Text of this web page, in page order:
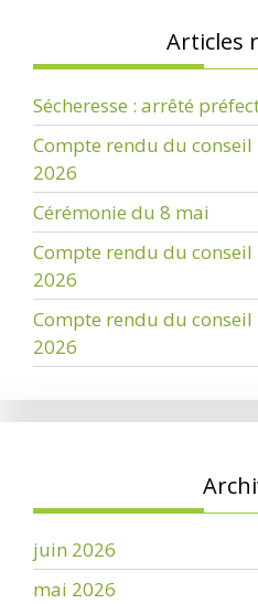
Articles
Sécheresse : arrêté
Compte rendu du
2026
Cérémonie du 8 mai
Compte rendu du
2026
Compte rendu du
2026
juin 2026
mai 2026